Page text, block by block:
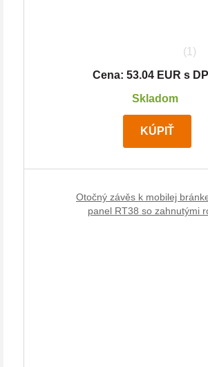
(1)
Cena: 53.04 EUR s
Skladom
KÚPIŤ
Otočný závěs k mobilej
panel RT38 so zahnutými